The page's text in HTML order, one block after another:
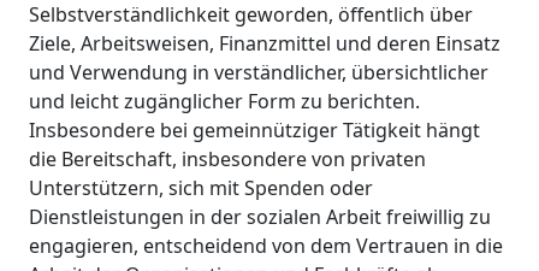
Selbstverständlichkeit geworden, öffentlich über
Ziele, Arbeitsweisen, Finanzmittel und deren Einsatz
und Verwendung in verständlicher, übersichtlicher
und leicht zugänglicher Form zu berichten.
Insbesondere bei gemeinnütziger Tätigkeit hängt
die Bereitschaft, insbesondere von privaten
Unterstützern, sich mit Spenden oder
Dienstleistungen in der sozialen Arbeit freiwillig zu
engagieren, entscheidend von dem Vertrauen in die